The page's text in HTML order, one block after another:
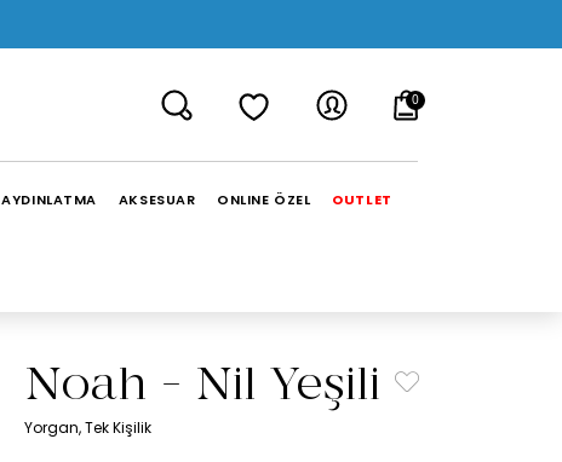
0
AYDINLATMA AKSESUAR ONLINE ÖZEL OUTLET
Noah - Nil Yeşili
Yorgan, Tek Kişilik